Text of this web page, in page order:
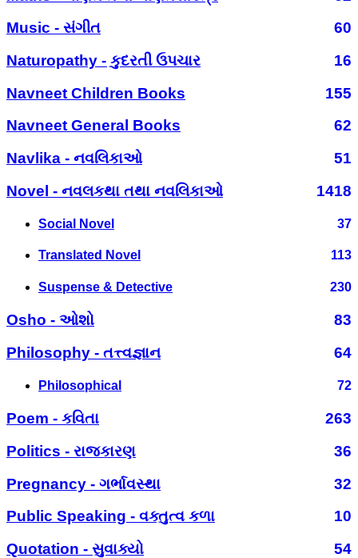
Music - સંગીત
60
Naturopathy - કુદરતી ઉપચાર
16
Navneet Children Books
155
Navneet General Books
62
Navlika - નવલિકાઓ
51
Novel - નવલકથા તથા નવલિકાઓ
1418
Social Novel 37
Translated Novel 113
Suspense & Detective 230
Osho - ઓશો
83
Philosophy - તત્ત્વજ્ઞાન
64
Philosophical 72
Poem - કવિતા
263
Politics - રાજકારણ
36
Pregnancy - ગર્ભાવસ્થા
32
Public Speaking - વક્તુત્વ કળા
10
Quotation - સુવાક્યો
54